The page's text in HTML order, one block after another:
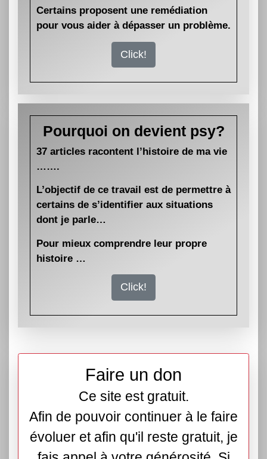
Certains proposent une remédiation
pour vous aider à dépasser un problème.
Click!
Pourquoi on devient psy?
37 articles racontent l’histoire de ma vie
…….
L’objectif de ce travail est de permettre à
certains de s’identifier aux situations
dont je parle…
Pour mieux comprendre leur propre
histoire …
Click!
Faire un don
Ce site est gratuit.
Afin de pouvoir continuer à le faire
évoluer et afin qu'il reste gratuit, je